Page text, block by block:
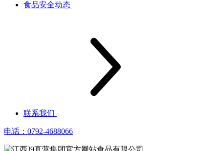
食品安全动态
联系我们
电话：0792-4688066